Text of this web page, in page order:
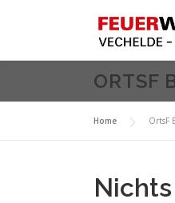
ORTSF
Home OrtsF